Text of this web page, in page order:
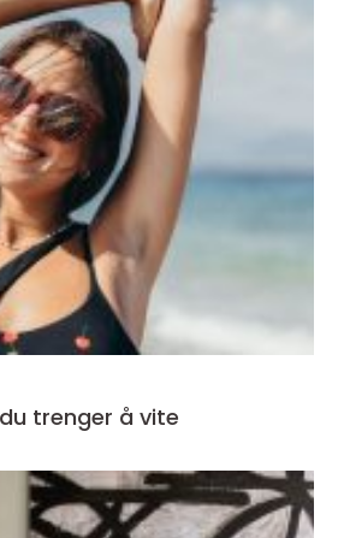
trenger å vite